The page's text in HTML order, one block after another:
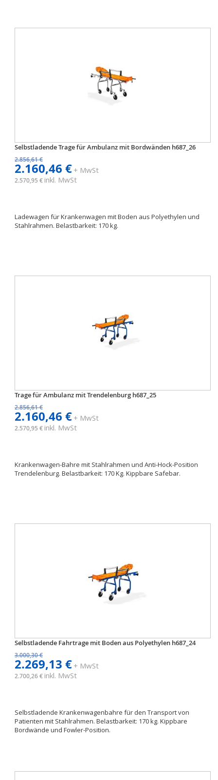
Selbstladende Trage für Ambulanz mit Bordwänden h687_26
2.856,61 €
2.160,46 €+ MwSt
2.570,95 € inkl. MwSt
Ladewagen für Krankenwagen mit Boden aus Polyethylen und
Stahlrahmen. Belastbarkeit: 170 kg.
Trage für Ambulanz mit Trendelenburg h687_25
2.856,61 €
2.160,46 €+ MwSt
2.570,95 € inkl. MwSt
Krankenwagen-Bahre mit Stahlrahmen und Anti-Hock-Position
Trendelenburg. Belastbarkeit: 170 Kg. Kippbare Safebar.
Selbstladende Fahrtrage mit Boden aus Polyethylen h687_24
3.000,30 €
2.269,13 €+ MwSt
2.700,26 € inkl. MwSt
Selbstladende Krankenwagenbahre für den Transport von
Patienten mit Stahlrahmen. Belastbarkeit: 170 kg. Kippbare
Bordwände und Fowler-Position.